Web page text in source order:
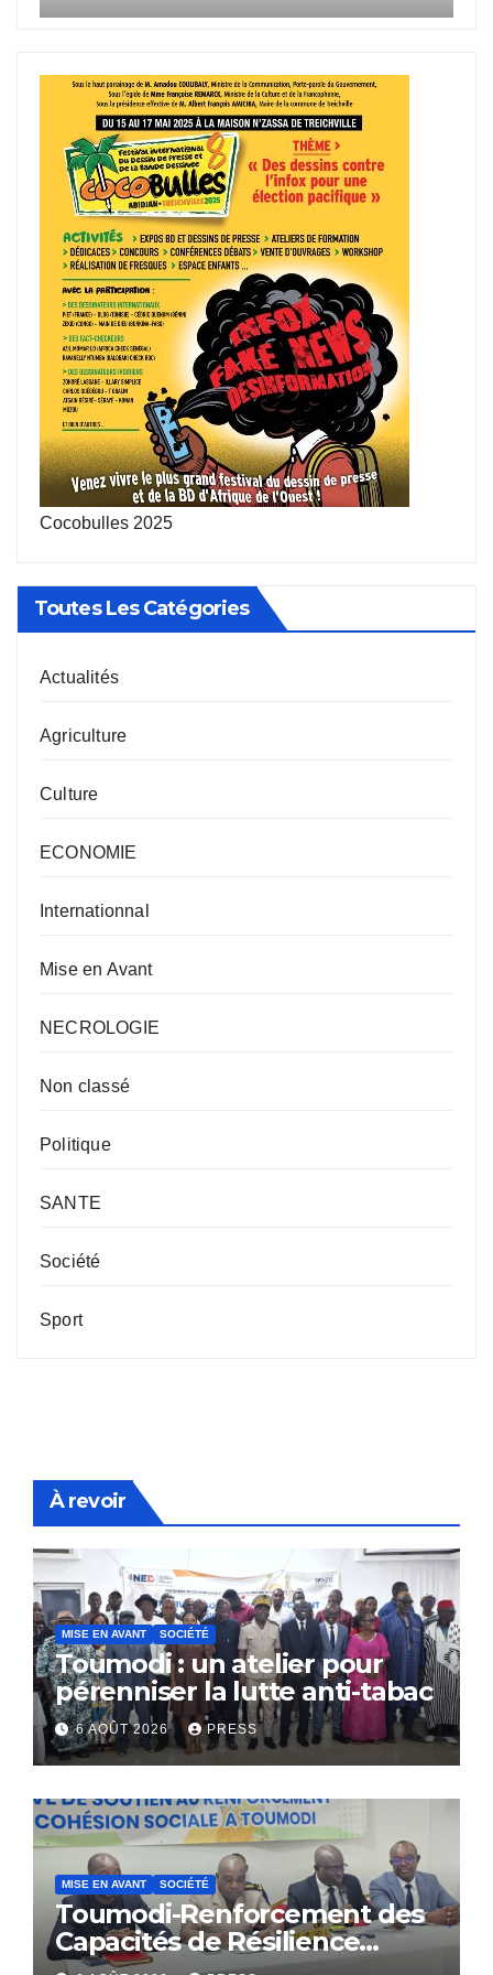
Cocobulles 2025
Toutes Les Catégories
Actualités
Agriculture
Culture
ECONOMIE
Internationnal
Mise en Avant
NECROLOGIE
Non classé
Politique
SANTE
Société
Sport
À revoir
MISE EN AVANT SOCIÉTÉ
Toumodi : un atelier pour
pérenniser la lutte anti-tabac
6 AOÛT 2026 PRESS
MISE EN AVANT SOCIÉTÉ
Toumodi-Renforcement des
Capacités de Résilience